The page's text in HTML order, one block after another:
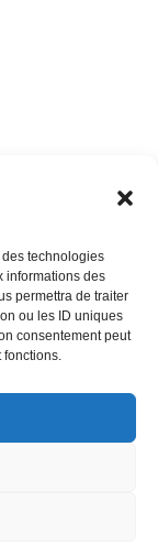
technologies
informations des
permettra de traiter
ou les ID uniques
consentement peut
fonctions.